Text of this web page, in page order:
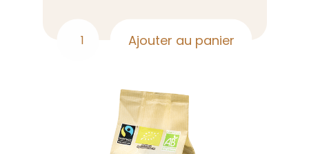
quantité
Guatemala
moulu
Ajouter au panier